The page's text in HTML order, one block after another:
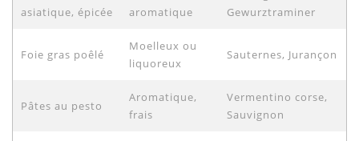
asiatique, épicée
aromatique
Gewurztraminer
Foie gras poêlé
Moelleux ou
liquoreux
Sauternes, Jurançon
Pâtes au pesto
Aromatique,
frais
Vermentino corse,
Sauvignon